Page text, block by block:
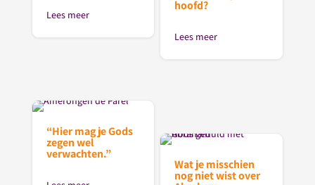
Lees meer
hoofd?
Lees meer
“Hier mag je Gods
zegen wel
verwachten.”
Wat je misschien
nog niet wist over